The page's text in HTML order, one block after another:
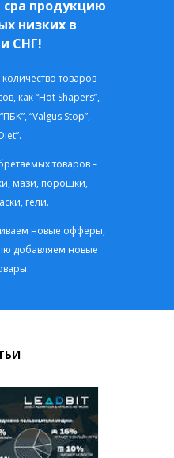
сра продукцию
низких в
СНГ!
товаров
как “Hot Shapers”,
“Valgus Stop”,
товаров –
мази, порошки,
гели.
новые офферы,
добавляем новые